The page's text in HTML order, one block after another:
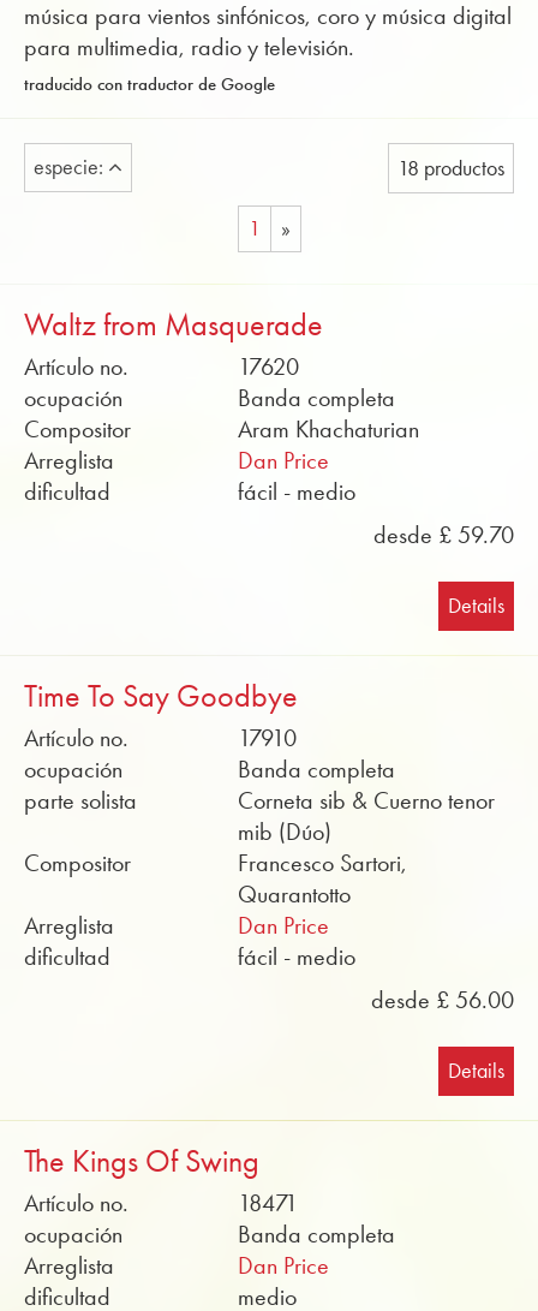
música para vientos sinfónicos, coro y música digital
para multimedia, radio y televisión.
traducido con traductor de Google
especie: 18 productos
1 »
Waltz from Masquerade
Artículo no.
17620
ocupación
Banda completa
Compositor
Aram Khachaturian
Arreglista
Dan Price
dificultad
fácil - medio
desde £ 59.70
Details
Time To Say Goodbye
Artículo no.
17910
ocupación
Banda completa
parte solista
Corneta sib & Cuerno tenor
mib (Dúo)
Compositor
Francesco Sartori,
Quarantotto
Arreglista
Dan Price
dificultad
fácil - medio
desde £ 56.00
Details
The Kings Of Swing
Artículo no.
18471
ocupación
Banda completa
Arreglista
Dan Price
dificultad
medio